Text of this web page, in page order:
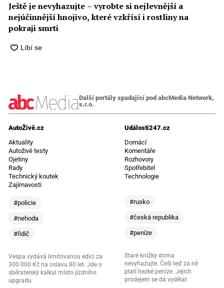
Ještě je nevyhazujte – vyrobte si nejlevnější a
nejúčinnější hnojivo, které vzkřísí i rostliny na
pokraji smrti
Další portály spadající pod abcMedia Network,
s.r.o.
AutoŽivě.cz
Aktuality
Autoživě testy
Ojetiny
Rady
Technický koutek
Zajímavosti
#policie
#nehoda
#řidič
Vespa vydává limitovanou edici za
300 000 Kč na oslavu 80 let. Jde o
sběratelský kalkul místo jízdního
upgradu
Události247.cz
Domácí
Komentáře
Rozhovory
Spotřebitel
Technologie
#rusko
#česká republika
#peníze
Staré knížky doma
nevyhazujte. Češi teď za ně
platí hezké peníze. Jejich
prodejem se dá vydělat